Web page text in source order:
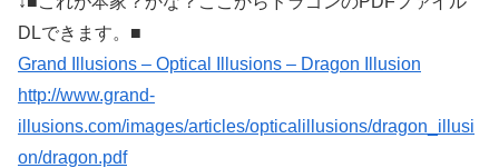
DLできます。■
Grand Illusions – Optical Illusions – Dragon Illusion
http://www.grand-
illusions.com/images/articles/opticalillusions/dragon_illusi
on/dragon.pdf